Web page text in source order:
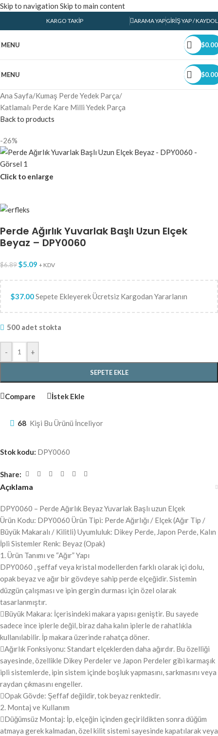
Skip to navigation Skip to main content
KARGO TAKIP ARAMA YAPGIRIŞ YAP / KAYDOL
MENU $0.00
MENU $0.00
Ana Sayfa/Kumaş Perde Yedek Parça/
Katlamalı Perde Kare Milli Yedek Parça
Back to products
-26%
Click to enlarge
Perde Ağırlık Yuvarlak Başlı Uzun Elçek
Beyaz – DPY0060
$6.89$5.09 + KDV
$37.00Sepete Ekleyerek Ücretsiz Kargodan Yararlanın
500 adet stokta
- +
SEPETE EKLE
Compare İstek Ekle
68 Kişi Bu Ürünü İnceliyor
Stok kodu: DPY0060
Share:
Açıklama
DPY0060 – Perde Ağırlık Beyaz Yuvarlak Başlı uzun Elçek
Ürün Kodu: DPY0060 Ürün Tipi: Perde Ağırlığı / Elçek (Ağır Tip /
Büyük Makaralı / Kilitli) Uyumluluk: Dikey Perde, Japon Perde, Kalın
İpli Sistemler Renk: Beyaz (Opak)
1. Ürün Tanımı ve “Ağır” Yapı
DPY0060 , şeffaf veya kristal modellerden farklı olarak içi dolu,
opak beyaz ve ağır bir gövdeye sahip perde elçeğidir. Sistemin
düzgün çalışması ve ipin gergin durması için özel olarak
tasarlanmıştır.
Büyük Makara: İçerisindeki makara yapısı geniştir. Bu sayede
sadece ince iplerle değil, biraz daha kalın iplerle de rahatlıkla
kullanılabilir. İp makara üzerinde rahatça döner.
Ağırlık Fonksiyonu: Standart elçeklerden daha ağırdır. Bu özelliği
sayesinde, özellikle Dikey Perdeler ve Japon Perdeler gibi karmaşık
ipli sistemlerde, ipin sistem içinde boşluk yapmasını, sarkmasını veya
raydan çıkmasını engeller.
Opak Gövde: Şeffaf değildir, tok beyaz renktedir.
2. Montaj ve Kullanım
Düğümsüz Montaj: İp, elçeğin içinden geçirildikten sonra düğüm
atmaya gerek kalmadan, özel kilit sistemi sayesinde kapatılarak veya